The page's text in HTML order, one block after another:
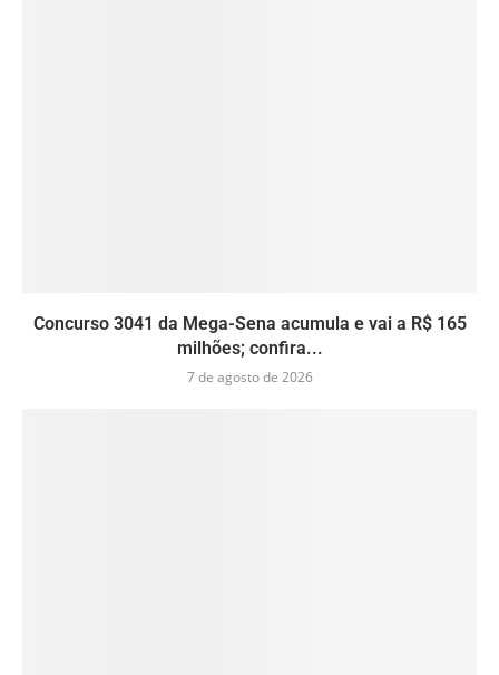
Concurso 3041 da Mega-Sena acumula e vai a R$ 165
milhões; confira...
7 de agosto de 2026